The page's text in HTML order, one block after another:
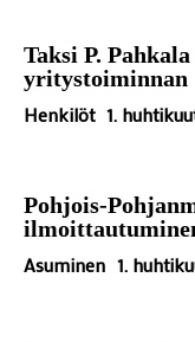
Taksi P.
yritystoiminnan
Henkilöt 1.
Pohjois-
Asuminen 1.